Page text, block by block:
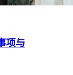
项与